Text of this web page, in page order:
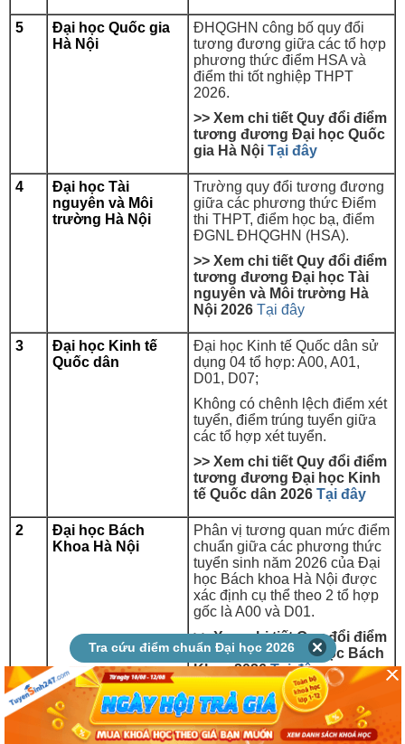
5
Đại học Quốc gia
Hà Nội
ĐHQGHN công bố quy đổi
tương đương giữa các tổ hợp
phương thức điểm HSA và
điểm thi tốt nghiệp THPT
2026.
>> Xem chi tiết Quy đổi điểm
tương đương Đại học Quốc
gia Hà Nội Tại đây
4 Đại học Tài
nguyên và Môi
trường Hà Nội
Trường quy đổi tương đương
giữa các phương thức Điểm
thi THPT, điểm học bạ, điểm
ĐGNL ĐHQGHN (HSA).
>> Xem chi tiết Quy đổi điểm
tương đương Đại học Tài
nguyên và Môi trường Hà
Nội 2026 Tại đây
3
Đại học Kinh tế
Quốc dân
Đại học Kinh tế Quốc dân sử
dụng 04 tổ hợp: A00, A01,
D01, D07;
Không có chênh lệch điểm xét
tuyển, điểm trúng tuyển giữa
các tổ hợp xét tuyển.
>> Xem chi tiết Quy đổi điểm
tương đương Đại học Kinh
tế Quốc dân 2026 Tại đây
2
Đại học Bách
Khoa Hà Nội
Phân vị tương quan mức điểm
chuẩn giữa các phương thức
tuyển sinh năm 2026 của Đại
học Bách khoa Hà Nội được
xác định cụ thể theo 2 tổ hợp
gốc là A00 và D01.
>> Xem chi tiết Quy đổi điểm
tương đương Đại học Bách
Khoa 2026Tại đây
1
Học viện Chính
sách và Phát triển
Học viện Chính sách và Phát
triển công bố quy đổi điểm
tương đương giữa các
Tra cứu điểm chuẩn Đại học 2026